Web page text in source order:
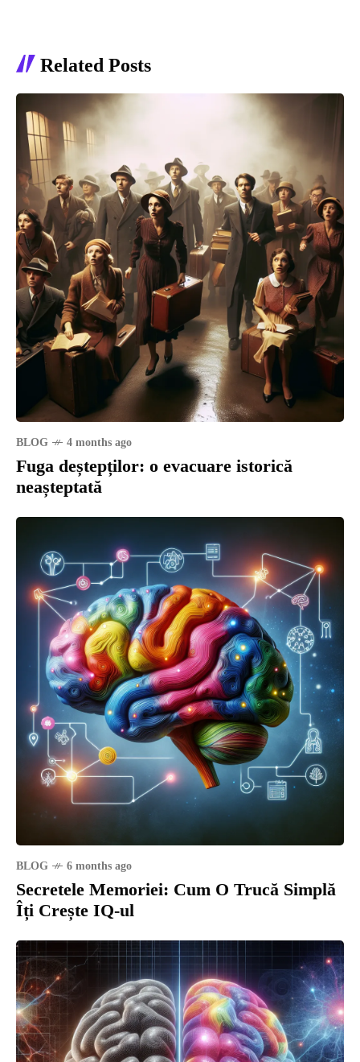
Related Posts
BLOG 4 months ago
Fuga deștepților: o evacuare istorică
neașteptată
BLOG 6 months ago
Secretele Memoriei: Cum O Trucă Simplă
Îți Crește IQ-ul